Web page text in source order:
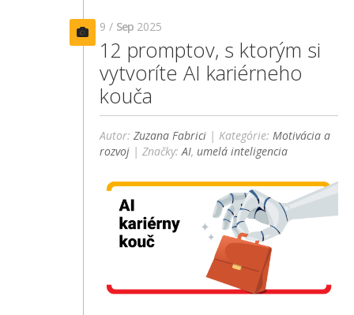
9 / Sep 2025
12 promptov, s ktorým si
vytvoríte AI kariérneho
kouča
Autor:Zuzana Fabrici | Kategórie:Motivácia a
rozvoj | Značky:AI,umelá inteligencia